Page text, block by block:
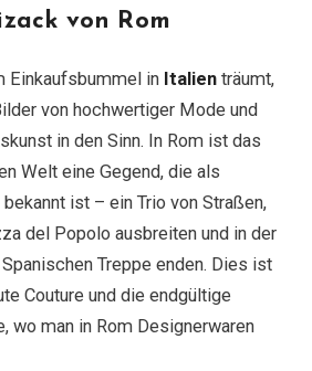
von Rom
Einkaufsbummel in Italien träumt,
von hochwertiger Mode und
in den Sinn. In Rom ist das
Welt eine Gegend, die als
ist – ein Trio von Straßen,
del Popolo ausbreiten und in der
Treppe enden. Dies ist
Couture und die endgültige
wo man in Rom Designerwaren